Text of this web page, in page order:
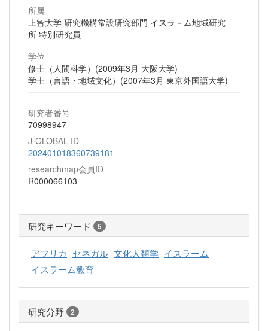
所属
上智大学 研究機構常設研究部門 イスラ－ム地域研究
所 特別研究員
学位
修士（人間科学）(2009年3月 大阪大学)
学士（言語・地域文化）(2007年3月 東京外国語大学)
研究者番号
70998947
J-GLOBAL ID
202401018360739181
researchmap会員ID
R000066103
研究キーワード 5
アフリカ セネガル 文化人類学 イスラーム
イスラーム教育
研究分野 2